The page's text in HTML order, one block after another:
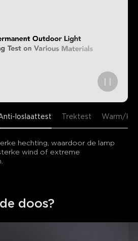
loslaattest Trektest Warm/
hechting, waardoor de lamp
wind of extreme
doos?